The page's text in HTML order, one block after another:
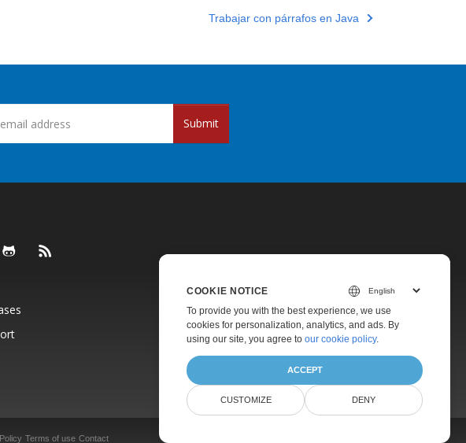
Trabajar con párrafos en Java
Submit
Pricing
Paid Support
About
Terms of use Contact
COOKIE NOTICE
To provide you with the best experience, we use
cookies for personalization, analytics, and ads. By
using our site, you agree to our cookie policy.
ACCEPT
CUSTOMIZE DENY